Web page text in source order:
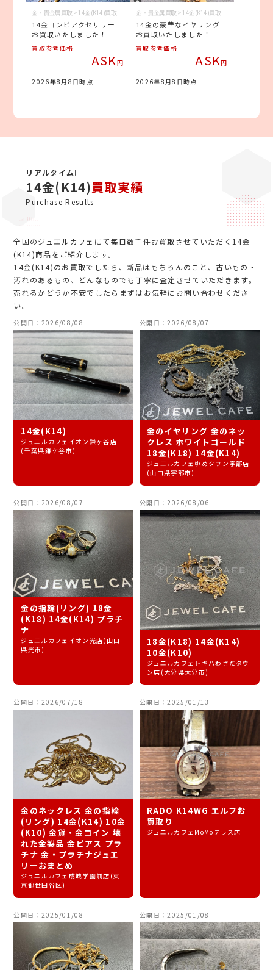
金・貴金属買取 > 14金(K14)買取
14金コンビアクセサリー
お買取いたしました！
買取参考価格
ASK円
2026年8月8日時点
金・貴金属買取 > 14金(K14)買取
14金の豪華なイヤリング
お買取いたしました！
買取参考価格
ASK円
2026年8月8日時点
リアルタイム!
14金(K14)買取実績
Purchase Results
全国のジュエルカフェにて毎日数千件お買取させていただく14金
(K14)商品をご紹介します。
14金(K14)のお買取でしたら、新品はもちろんのこと、古いもの・
汚れのあるもの、どんなものでも丁寧に査定させていただきます。
売れるかどうか不安でしたらまずはお気軽にお問い合わせくださ
い。
公開日：2026/08/08
14金(K14)
ジュエルカフェイオン鎌ヶ谷店
(千葉県鎌ケ谷市)
公開日：2026/08/07
金のイヤリング 金のネッ
クレス ホワイトゴールド
18金(K18) 14金(K14)
ジュエルカフェゆめタウン宇部店
(山口県宇部市)
公開日：2026/08/07
金の指輪(リング) 18金
(K18) 14金(K14) プラチ
ナ
ジュエルカフェイオン光店(山口
県光市)
公開日：2026/08/06
18金(K18) 14金(K14)
10金(K10)
ジュエルカフェトキハわさだタウ
ン店(大分県大分市)
公開日：2026/07/18
金のネックレス 金の指輪
(リング) 14金(K14) 10金
(K10) 金貨・金コイン 壊
れた金製品 金ピアス プラ
チナ 金・プラチナジュエ
リーおまとめ
ジュエルカフェ成城学園前店(東
京都世田谷区)
公開日：2025/01/13
RADO K14WG エルフお
買取り
ジュエルカフェMoMoテラス店
公開日：2025/01/08 公開日：2025/01/08